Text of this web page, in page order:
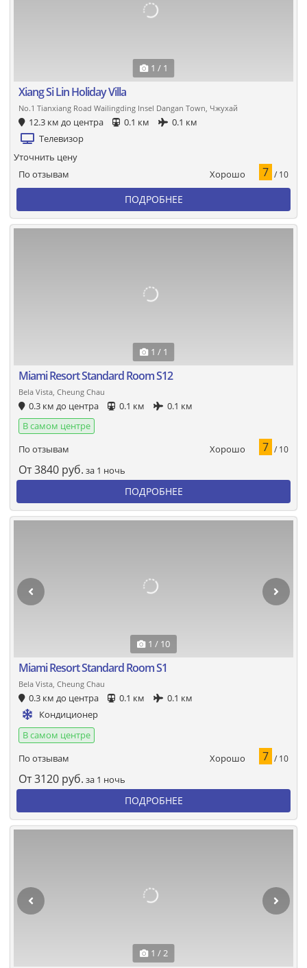
1 / 1
Xiang Si Lin Holiday Villa
No.1 Tianxiang Road Wailingding Insel Dangan Town, Чжухай
12.3 км до центра 0.1 км
0.1 км
Телевизор
По отзывам Хорошо 7 / 10
Уточнить цену
ПОДРОБНЕЕ
1 / 1
Miami Resort Standard Room S12
Bela Vista, Cheung Chau
0.3 км до центра 0.1 км
0.1 км
В самом центре
По отзывам
Хорошо 7 / 10
От3840 руб. за 1 ночь
ПОДРОБНЕЕ
1 / 10
Miami Resort Standard Room S1
Bela Vista, Cheung Chau
0.3 км до центра 0.1 км
0.1 км
Кондиционер
В самом центре
По отзывам
Хорошо 7 / 10
От3120 руб. за 1 ночь
ПОДРОБНЕЕ
1 / 2